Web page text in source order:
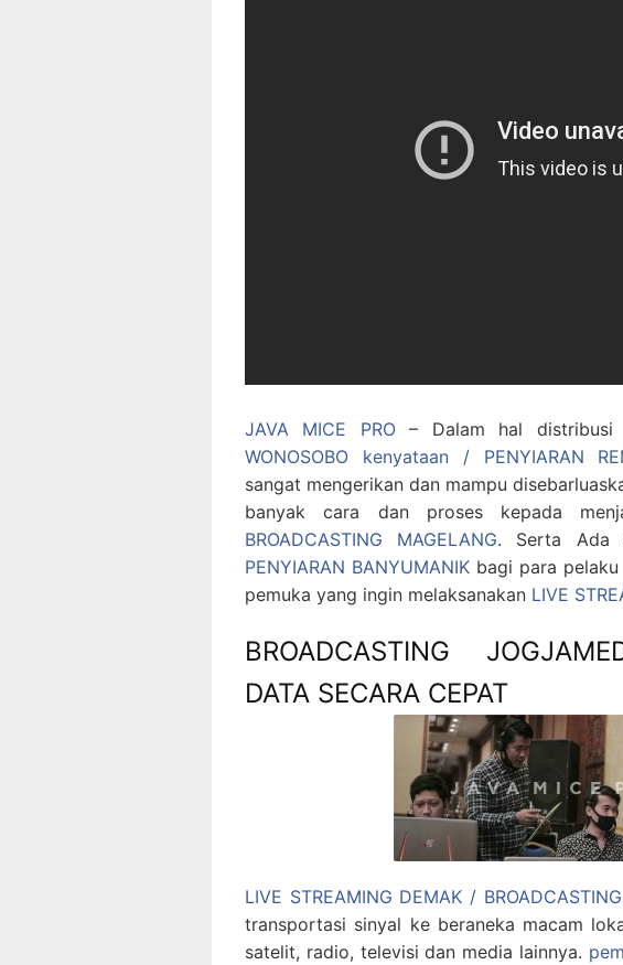
JAVA MICE PRO– Dalam hal distribusi
WONOSOBO kenyataan / PENYIARAN
sangat mengerikan dan mampu
banyak cara dan proses kepada
BROADCASTING MAGELANG. Serta Ada
PENYIARAN BANYUMANIK bagi para
pemuka yang ingin melaksanakan LIVE
BROADCASTING
DATA SECARA CEPAT
LIVE STREAMING DEMAK /
transportasi sinyal ke beraneka macam
satelit, radio, televisi dan media lainnya.